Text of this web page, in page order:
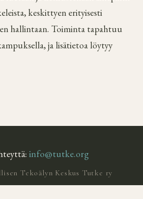
keskittyen erityisesti
hallintaan. Toiminta tapahtuu
ja lisätietoa löytyy
info@tutke.org
Tekoälyn Keskus Tutke ry